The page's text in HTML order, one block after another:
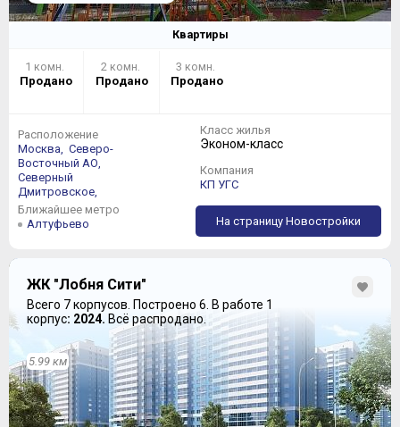
Квартиры
1 комн.
Продано
2 комн.
Продано
3 комн.
Продано
Расположение
Москва, Северо-
Восточный АО,
Северный
Дмитровское,
Ближайшее метро
Алтуфьево
Класс жилья
Эконом-класс
Компания
КП УГС
На страницу Новостройки
ЖК "Лобня Сити"
Всего 7 корпусов. Построено 6. В работе 1
корпус: 2024. Всё распродано.
5.99 км